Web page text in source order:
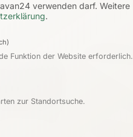
verwenden darf. Weitere
.
Funktion der Website erforderlich.
zur Standortsuche.